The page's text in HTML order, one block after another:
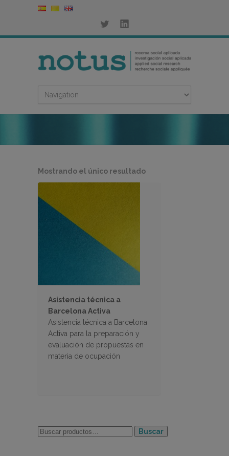
Mostrando el único resultado
Asistencia técnica a
Barcelona Activa
Asistencia técnica a Barcelona
Activa para la preparación y
evaluación de propuestas en
materia de ocupación
Buscar